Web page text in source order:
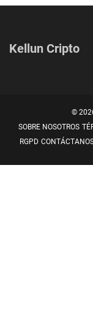
Kellun Cripto
©
SOBRE NOSOTROS
RGPD